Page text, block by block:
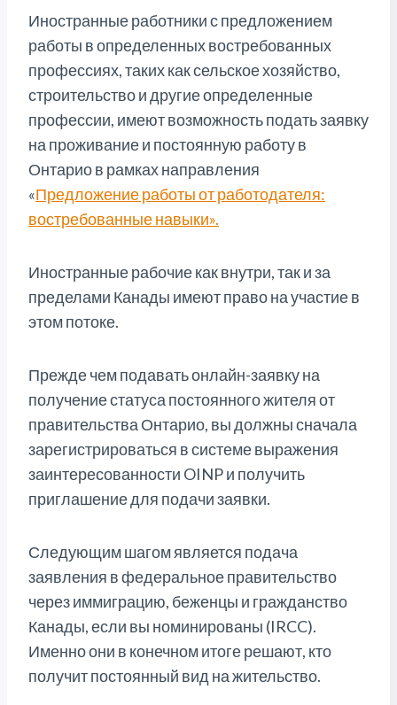
Иностранные работники с предложением
работы в определенных востребованных
профессиях, таких как сельское хозяйство,
строительство и другие определенные
профессии, имеют возможность подать заявку
на проживание и постоянную работу в
Онтарио в рамках направления
«Предложение работы от работодателя:
востребованные навыки».
Иностранные рабочие как внутри, так и за
пределами Канады имеют право на участие в
этом потоке.
Прежде чем подавать онлайн-заявку на
получение статуса постоянного жителя от
правительства Онтарио, вы должны сначала
зарегистрироваться в системе выражения
заинтересованности OINP и получить
приглашение для подачи заявки.
Следующим шагом является подача
заявления в федеральное правительство
через иммиграцию, беженцы и гражданство
Канады, если вы номинированы (IRCC).
Именно они в конечном итоге решают, кто
получит постоянный вид на жительство.